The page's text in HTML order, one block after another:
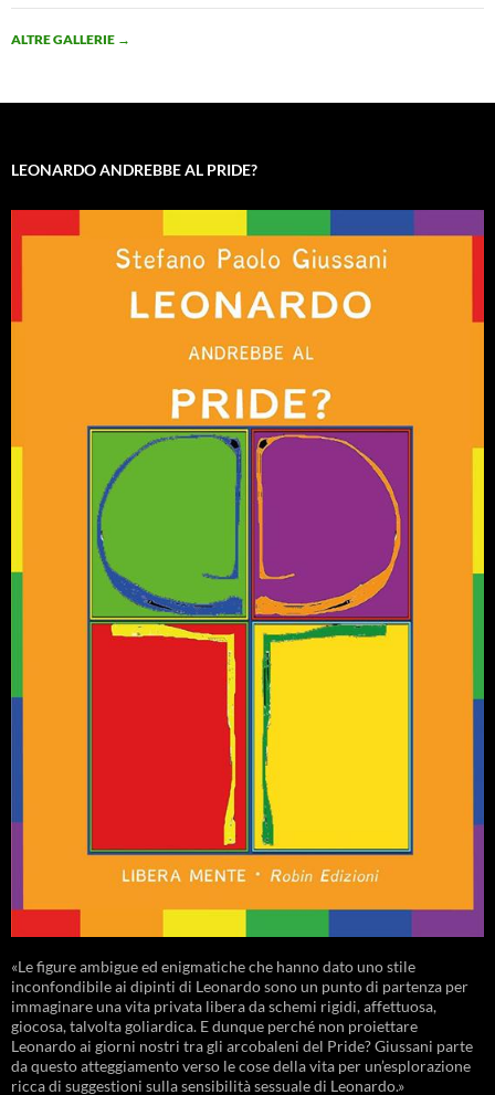
ALTRE GALLERIE →
LEONARDO ANDREBBE AL PRIDE?
«Le figure ambigue ed enigmatiche che hanno dato uno stile
inconfondibile ai dipinti di Leonardo sono un punto di partenza per
immaginare una vita privata libera da schemi rigidi, affettuosa,
giocosa, talvolta goliardica. E dunque perché non proiettare
Leonardo ai giorni nostri tra gli arcobaleni del Pride? Giussani parte
da questo atteggiamento verso le cose della vita per un’esplorazione
ricca di suggestioni sulla sensibilità sessuale di Leonardo.»